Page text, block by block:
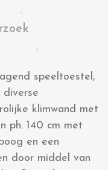
speeltoestel,
klimwand met
ph. 140 cm met
en een
door middel van